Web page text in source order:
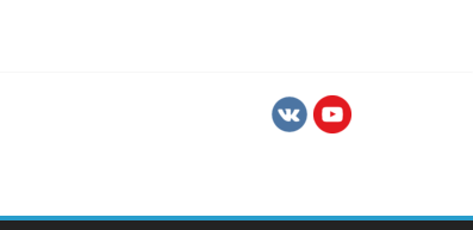
профессиональной и социальной